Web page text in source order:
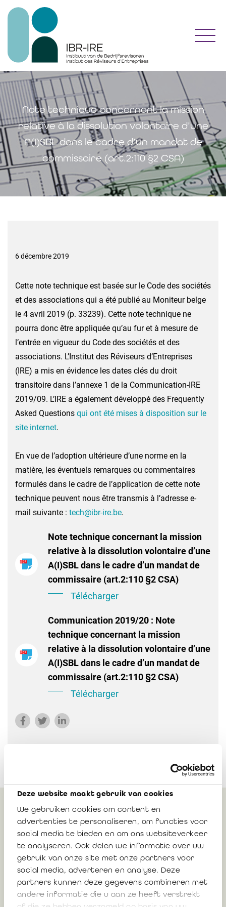
Deze website maakt gebruik van cookies
We gebruiken cookies om content en
advertenties te personaliseren, om functies voor
social media te bieden en om ons websiteverkeer
te analyseren. Ook delen we informatie over uw
gebruik van onze site met onze partners voor
social media, adverteren en analyse. Deze
partners kunnen deze gegevens combineren met
andere informatie die u aan ze heeft verstrekt
Note technique concernant la mission
relative à la dissolution volontaire d’une
A(I)SBL dans le cadre d’un mandat de
commissaire (art.2:110 §2 CSA)
6 décembre 2019
Cette note technique est basée sur le Code des sociétés
et des associations qui a été publié au Moniteur belge
le 4 avril 2019 (p. 33239). Cette note technique ne
pourra donc être appliquée qu’au fur et à mesure de
l’entrée en vigueur du Code des sociétés et des
associations. L’Institut des Réviseurs d’Entreprises
(IRE) a mis en évidence les dates clés du droit
transitoire dans l’annexe 1 de la Communication-IRE
2019/09. L’IRE a également développé des Frequently
Asked Questions qui ont été mises à disposition sur le
site internet.
En vue de l’adoption ultérieure d’une norme en la
matière, les éventuels remarques ou commentaires
formulés dans le cadre de l’application de cette note
technique peuvent nous être transmis à l’adresse e-
mail suivante : tech@ibr-ire.be.
Note technique concernant la mission
relative à la dissolution volontaire d’une
A(I)SBL dans le cadre d’un mandat de
commissaire (art.2:110 §2 CSA)
Télécharger
Communication 2019/20 : Note
technique concernant la mission
relative à la dissolution volontaire d’une
A(I)SBL dans le cadre d’un mandat de
commissaire (art.2:110 §2 CSA)
Télécharger
Peut également vous
intéresser
Loi portant des dispositions diverses du
18 décembre 2025 (MB 30 décembre 2025)
: note de synthèse sur l’impact pour les